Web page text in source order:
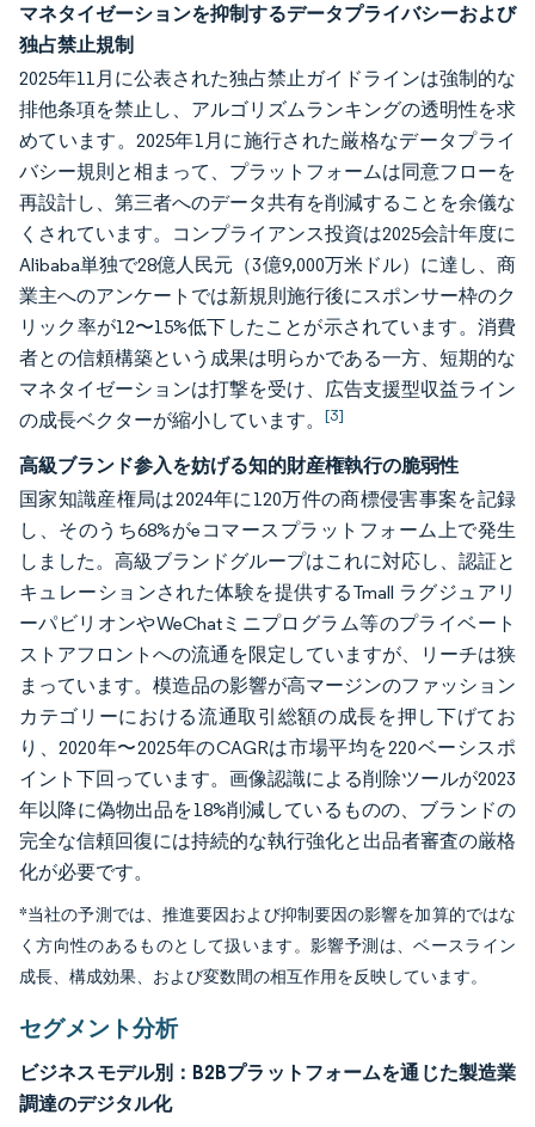
マネタイゼーションを抑制するデータプライバシーおよび
独占禁止規制
2025年11月に公表された独占禁止ガイドラインは強制的な
排他条項を禁止し、アルゴリズムランキングの透明性を求
めています。2025年1月に施行された厳格なデータプライ
バシー規則と相まって、プラットフォームは同意フローを
再設計し、第三者へのデータ共有を削減することを余儀な
くされています。コンプライアンス投資は2025会計年度に
Alibaba単独で28億人民元（3億9,000万米ドル）に達し、商
業主へのアンケートでは新規則施行後にスポンサー枠のク
リック率が12〜15%低下したことが示されています。消費
者との信頼構築という成果は明らかである一方、短期的な
マネタイゼーションは打撃を受け、広告支援型収益ライン
の成長ベクターが縮小しています。 [3]
高級ブランド参入を妨げる知的財産権執行の脆弱性
国家知識産権局は2024年に120万件の商標侵害事案を記録
し、そのうち68%がeコマースプラットフォーム上で発生
しました。高級ブランドグループはこれに対応し、認証と
キュレーションされた体験を提供するTmall ラグジュアリ
ーパビリオンやWeChatミニプログラム等のプライベート
ストアフロントへの流通を限定していますが、リーチは狭
まっています。模造品の影響が高マージンのファッション
カテゴリーにおける流通取引総額の成長を押し下げてお
り、2020年〜2025年のCAGRは市場平均を220ベーシスポ
イント下回っています。画像認識による削除ツールが2023
年以降に偽物出品を18%削減しているものの、ブランドの
完全な信頼回復には持続的な執行強化と出品者審査の厳格
化が必要です。
*当社の予測では、推進要因および抑制要因の影響を加算的ではな
く方向性のあるものとして扱います。影響予測は、ベースライン
成長、構成効果、および変数間の相互作用を反映しています。
セグメント分析
ビジネスモデル別：B2Bプラットフォームを通じた製造業
調達のデジタル化